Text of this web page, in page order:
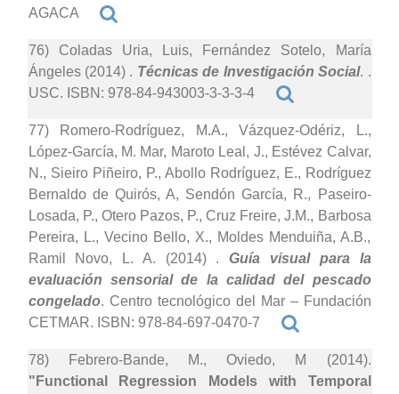
AGACA
76) Coladas Uria, Luis, Fernández Sotelo, María
Ángeles (2014) . Técnicas de Investigación Social. .
USC. ISBN: 978-84-943003-3-3-3-4
77) Romero-Rodríguez, M.A., Vázquez-Odériz, L.,
López-García, M. Mar, Maroto Leal, J., Estévez Calvar,
N., Sieiro Piñeiro, P., Abollo Rodríguez, E., Rodríguez
Bernaldo de Quirós, A, Sendón García, R., Paseiro-
Losada, P., Otero Pazos, P., Cruz Freire, J.M., Barbosa
Pereira, L., Vecino Bello, X., Moldes Menduiña, A.B.,
Ramil Novo, L. A. (2014) .Guía visual para la
evaluación sensorial de la calidad del pescado
congelado. Centro tecnológico del Mar – Fundación
CETMAR. ISBN: 978-84-697-0470-7
78) Febrero-Bande, M., Oviedo, M (2014).
"Functional Regression Models with Temporal